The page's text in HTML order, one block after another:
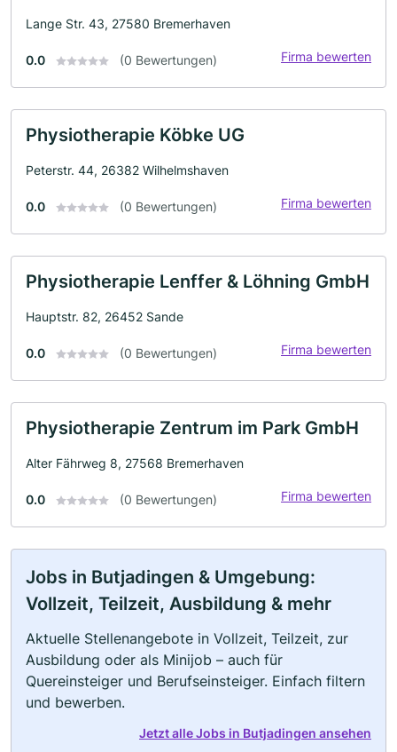
Lange Str. 43, 27580 Bremerhaven
0.0 (0 Bewertungen) Firma bewerten
Physiotherapie Köbke UG
Peterstr. 44, 26382 Wilhelmshaven
0.0 (0 Bewertungen) Firma bewerten
Physiotherapie Lenffer & Löhning GmbH
Hauptstr. 82, 26452 Sande
0.0 (0 Bewertungen) Firma bewerten
Physiotherapie Zentrum im Park GmbH
Alter Fährweg 8, 27568 Bremerhaven
0.0 (0 Bewertungen) Firma bewerten
Jobs in Butjadingen & Umgebung:
Vollzeit, Teilzeit, Ausbildung & mehr
Aktuelle Stellenangebote in Vollzeit, Teilzeit, zur
Ausbildung oder als Minijob – auch für
Quereinsteiger und Berufseinsteiger. Einfach filtern
und bewerben.
Jetzt alle Jobs in Butjadingen ansehen